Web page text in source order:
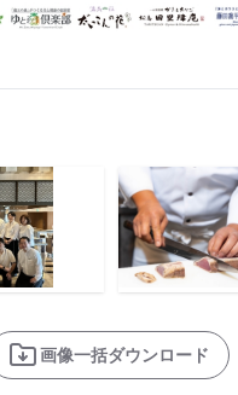
画像一括ダウンロード